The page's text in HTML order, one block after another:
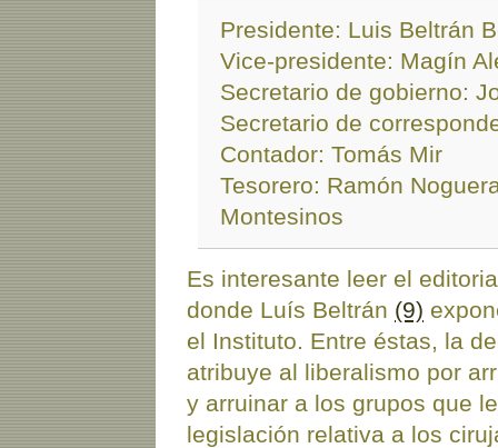
Presidente: Luis Beltrán
Vice-presidente: Magín
Secretario de gobierno:
Secretario de
Contador: Tomás Mir
Tesorero: Ramón
Montesinos
Es interesante leer el
donde Luís Beltrán (9)
el Instituto. Entre éstas, la
atribuye al liberalismo por
y arruinar a los grupos que
legislación relativa a los